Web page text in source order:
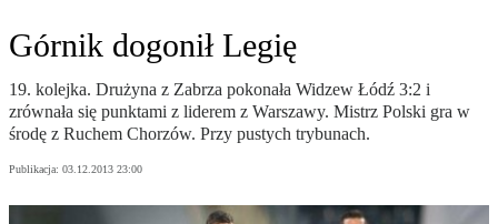
Górnik dogonił Legię
19. kolejka. Drużyna z Zabrza pokonała Widzew Łódź 3:2 i
zrównała się punktami z liderem z Warszawy. Mistrz Polski gra w
środę z Ruchem Chorzów. Przy pustych trybunach.
Publikacja: 03.12.2013 23:00